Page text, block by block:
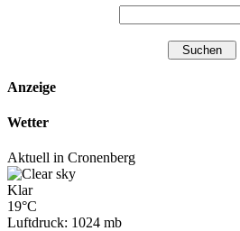
Anzeige
Wetter
Aktuell in Cronenberg
Klar
19°C
Luftdruck: 1024 mb